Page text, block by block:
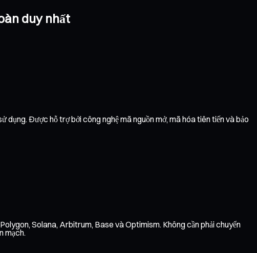
duy nhất
dụng. Được hỗ trợ bởi công nghệ mã nguồn mở, mã hóa tiên tiến và bảo
Solana, Arbitrum, Base và Optimism. Không cần phải chuyển
mạch.